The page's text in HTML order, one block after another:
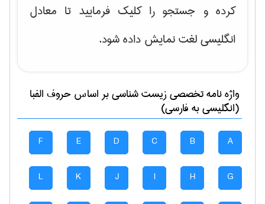
کرده و جستجو را کلیک فرمایید تا معادل
انگلیسی لغت نمایش داده شود.
واژه نامه تخصصیزيست شناسیبر اساس حروف الفبا
(انگلیسی به فارسی)
A
B
C
D
E
F
G
H
I
J
K
L